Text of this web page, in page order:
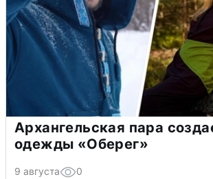
Архангельская пара
одежды «Оберег»
9 августа 0